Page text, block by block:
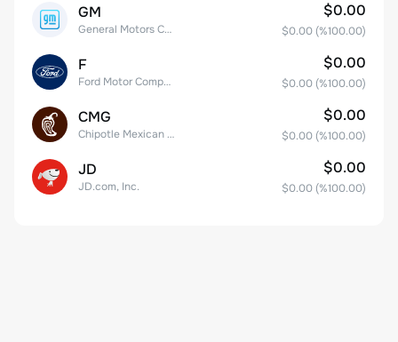
GM
General Motors Company
$0.00
$0.00 (%100.00)
F
Ford Motor Company
$0.00
$0.00 (%100.00)
CMG
Chipotle Mexican Grill, Inc.
$0.00
$0.00 (%100.00)
JD
JD.com, Inc.
$0.00
$0.00 (%100.00)